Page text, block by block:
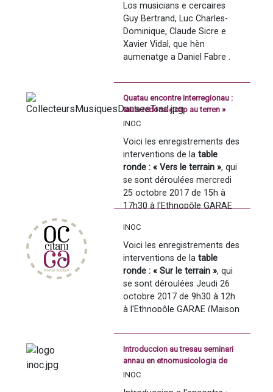
Autas sessions qu'an avut lòc
a Lorient e a Carcassona.
Los musicians e cercaires
Guy Bertrand, Luc Charles-
Dominique, Claude Sicre e
Xavier Vidal, que hèn
aumenatge a Daniel Fabre .
Quatau encontre interregionau :
taula redona « cap au terren »
INOC
Voici les enregistrements des
interventions de la table
ronde : « Vers le terrain », qui
se sont déroulées mercredi
25 octobre 2017 de 15h à
17h30 à l'Ethnopôle GARAE
rue de Verdun), Carcassonne
Intervention d'Alain Servant :
INOC
Voici les enregistrements des
interventions de la table
ronde : « Sur le terrain », qui
se sont déroulées Jeudi 26
octobre 2017 de 9h30 à 12h
à l'Ethnopôle GARAE (Maison
Verdun), Carcassonne
Intervention de Guy Bertrand
Introduccion au tresau seminari
annau en etnomusicologia de
França
INOC